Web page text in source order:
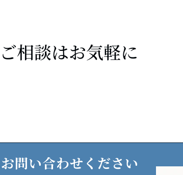
ご相談はお気軽に
お問い合わせください